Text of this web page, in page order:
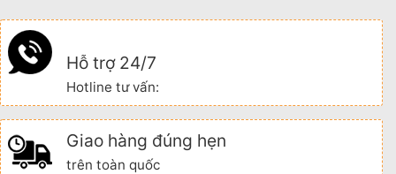
Hỗ trợ 24/7
Hotline tư vấn:
Giao hàng đúng hẹn
trên toàn quốc